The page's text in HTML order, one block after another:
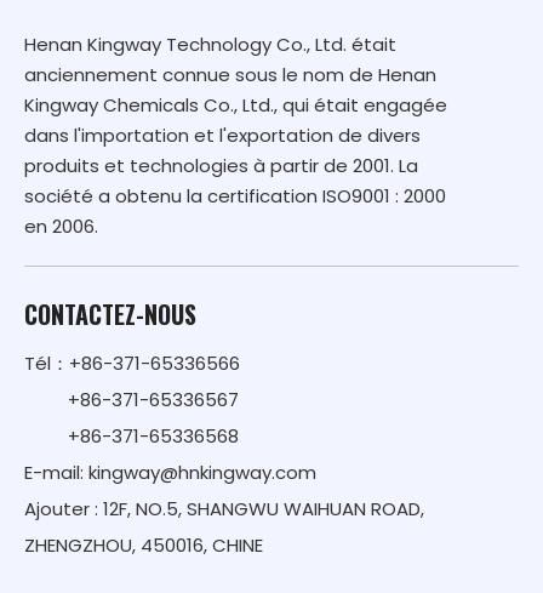
Henan Kingway Technology Co., Ltd. était
anciennement connue sous le nom de Henan
Kingway Chemicals Co., Ltd., qui était engagée
dans l'importation et l'exportation de divers
produits et technologies à partir de 2001. La
société a obtenu la certification ISO9001 : 2000
en 2006.
CONTACTEZ-NOUS
Tél：+86-371-65336566
+86-371-65336567
+86-371-65336568
E-mail: kingway@hnkingway.com
Ajouter : 12F, NO.5, SHANGWU WAIHUAN ROAD,
ZHENGZHOU, 450016, CHINE